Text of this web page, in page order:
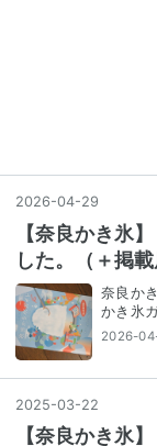
2026-04-29
【奈良かき氷
した。（＋掲
奈良か
かき氷
2026-
2025-03-22
【奈良かき氷